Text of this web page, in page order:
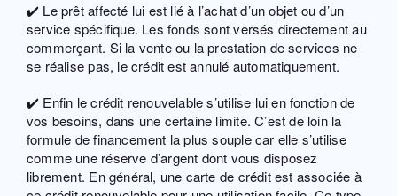
✔️ Le prêt affecté lui est lié à l’achat d’un objet ou d’un
service spécifique. Les fonds sont versés directement au
commerçant. Si la vente ou la prestation de services ne
se réalise pas, le crédit est annulé automatiquement.
✔️ Enfin le crédit renouvelable s’utilise lui en fonction de
vos besoins, dans une certaine limite. C’est de loin la
formule de financement la plus souple car elle s’utilise
comme une réserve d’argent dont vous disposez
librement. En général, une carte de crédit est associée à